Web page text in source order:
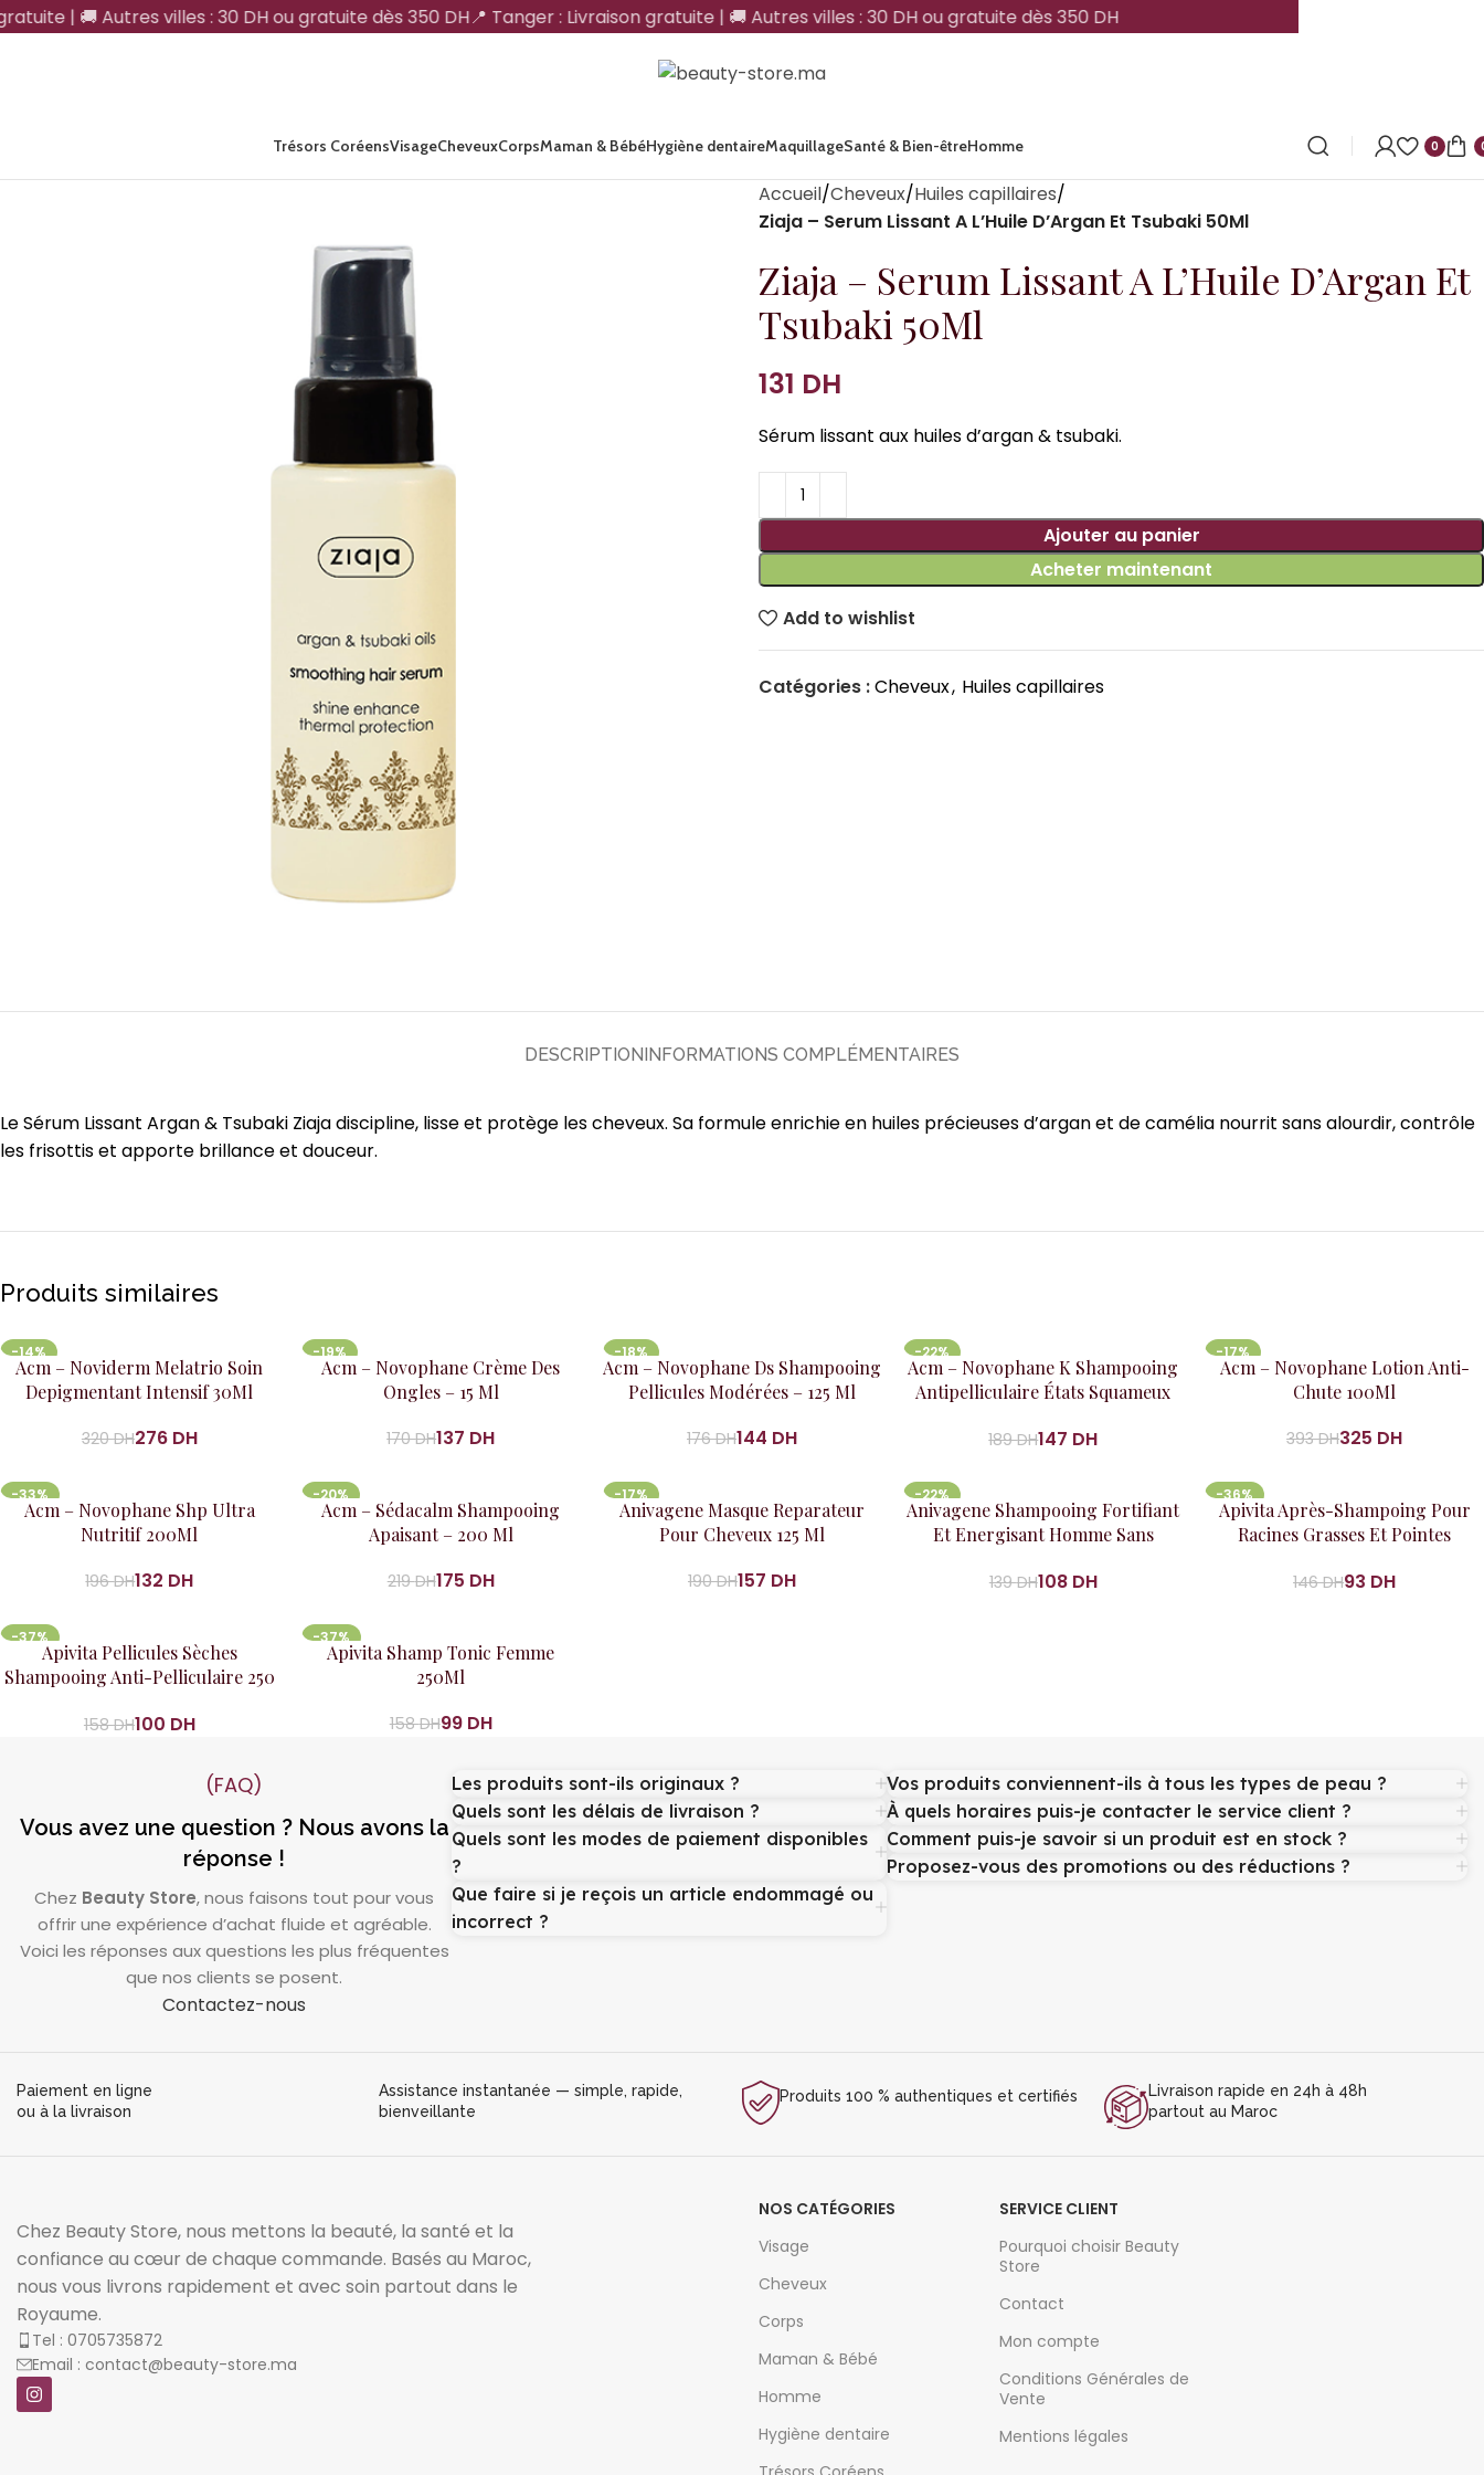
Trésors CoréensVisageCheveuxCorpsMaman & BébéHygiène dentaireMaquillageSanté & Bien-êtreHomme 0
Accueil Cheveux Huiles capillaires
Ziaja – Serum Lissant A L’Huile D’Argan Et Tsubaki 50Ml
Ziaja – Serum Lissant A L’Huile D’Argan Et
Tsubaki 50Ml
DH
Sérum lissant aux huiles d’argan & tsubaki.
Ajouter au panier
Acheter maintenant
Add to wishlist
Catégories :Cheveux, Huiles capillaires
DESCRIPTION INFORMATIONS COMPLÉMENTAIRES
Le Sérum Lissant Argan & Tsubaki Ziaja discipline, lisse et protège les cheveux. Sa formule enrichie en huiles précieuses d’argan et de camélia nourrit sans alourdir, contrôle
les frisottis et apporte brillance et douceur.
Produits similaires
-14%
Ajouter au panier
Acm – Noviderm Melatrio Soin
Depigmentant Intensif 30Ml
320DH276 DH
-19%
Ajouter au panier
Acm – Novophane Crème Des
Ongles – 15 Ml
170DH137 DH
-18%
Ajouter au panier
Acm – Novophane Ds Shampooing
Pellicules Modérées – 125 Ml
176DH144 DH
-22%
Ajouter au panier
Acm – Novophane K Shampooing
Antipelliculaire États Squameux
189DH147 DH
-17%
Ajouter au panier
Acm – Novophane Lotion Anti-
Chute 100Ml
393DH325 DH
-33%
Ajouter au panier
Acm – Novophane Shp Ultra
Nutritif 200Ml
196DH132 DH
-20%
Ajouter au panier
Acm – Sédacalm Shampooing
Apaisant – 200 Ml
219DH175 DH
-17%
Ajouter au panier
Anivagene Masque Reparateur
Pour Cheveux 125 Ml
190DH157 DH
-22%
Ajouter au panier
Anivagene Shampooing Fortifiant
Et Energisant Homme Sans
139DH108 DH
-36%
Ajouter au panier
Apivita Après-Shampoing Pour
Racines Grasses Et Pointes
146DH93 DH
-37%
Ajouter au panier
Apivita Pellicules Sèches
Shampooing Anti-Pelliculaire 250
158DH100 DH
-37%
Ajouter au panier
Apivita Shamp Tonic Femme
250Ml
158DH99 DH
(FAQ)
Vous avez une question ? Nous avons la
réponse !
Chez Beauty Store, nous faisons tout pour vous
offrir une expérience d’achat fluide et agréable.
Voici les réponses aux questions les plus fréquentes
que nos clients se posent.
Contactez-nous
Les produits sont-ils originaux ?
Quels sont les délais de livraison ?
Quels sont les modes de paiement disponibles
?
Que faire si je reçois un article endommagé ou
incorrect ?
Vos produits conviennent-ils à tous les types de peau ?
À quels horaires puis-je contacter le service client ?
Comment puis-je savoir si un produit est en stock ?
Proposez-vous des promotions ou des réductions ?
Paiement en ligne
ou à la livraison
Assistance instantanée — simple, rapide,
bienveillante
Produits 100 % authentiques et certifiés
Livraison rapide en 24h à 48h
partout au Maroc
Chez Beauty Store, nous mettons la beauté, la santé et la
confiance au cœur de chaque commande. Basés au Maroc,
nous vous livrons rapidement et avec soin partout dans le
Royaume.
Tel : 0705735872
Email : contact@beauty-store.ma
NOS CATÉGORIES
Visage
Cheveux
Corps
Maman & Bébé
Homme
Hygiène dentaire
SERVICE CLIENT
Pourquoi choisir Beauty
Store
Contact
Mon compte
Conditions Générales de
Vente
Mentions légales
| 🚚 Autres villes : 30 DH ou gratuite dès 350 DH📍 Tanger : Livraison gratuite | 🚚 Autres villes : 30 DH ou gratuite dès 350 DH